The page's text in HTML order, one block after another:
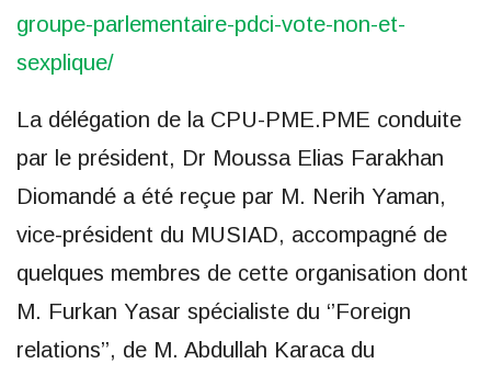
groupe-parlementaire-pdci-vote-non-et-
sexplique/
La délégation de la CPU-PME.PME conduite
par le président, Dr Moussa Elias Farakhan
Diomandé a été reçue par M. Nerih Yaman,
vice-président du MUSIAD, accompagné de
quelques membres de cette organisation dont
M. Furkan Yasar spécialiste du ‘’Foreign
relations’’, de M. Abdullah Karaca du